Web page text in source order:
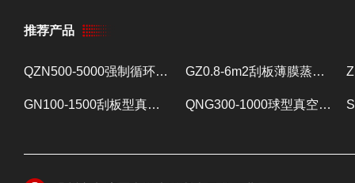
推荐产品
QZN500-5000强制循环蒸发器 蒸发设备 GZ0.8-6m2刮板薄膜蒸发器 提取浓缩设备
GN100-1500刮板型真空减压浓缩器 提取浓缩设备 QNG300-1000球型真空减压浓缩器 提取浓缩设备